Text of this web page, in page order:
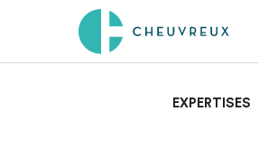
EXPERTISES